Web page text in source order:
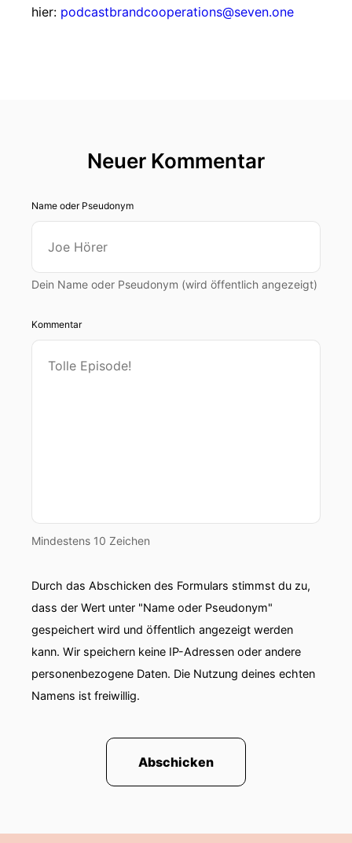
hier: podcastbrandcooperations@seven.one
Neuer Kommentar
Name oder Pseudonym
Dein Name oder Pseudonym (wird öffentlich angezeigt)
Kommentar
Mindestens 10 Zeichen
Durch das Abschicken des Formulars stimmst du zu,
dass der Wert unter "Name oder Pseudonym"
gespeichert wird und öffentlich angezeigt werden
kann. Wir speichern keine IP-Adressen oder andere
personenbezogene Daten. Die Nutzung deines echten
Namens ist freiwillig.
Abschicken